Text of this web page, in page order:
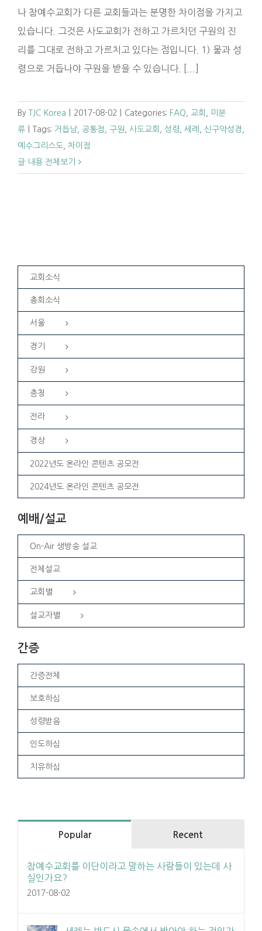
나 참예수교회가 다른 교회들과는 분명한 차이점을 가지고
있습니다. 그것은 사도교회가 전하고 가르치던 구원의 진
리를 그대로 전하고 가르치고 있다는 점입니다. 1) 물과 성
령으로 거듭나야 구원을 받을 수 있습니다. [...]
By TJC Korea 2017-08-02 Categories: FAQ 교회
미분
류
Tags: 거듭남 공통점 구원 사도교회 성령 세례 신구약성경
예수그리스도
차이점
글 내용 전체보기
교회소식
총회소식
서울
경기
강원
충청
전라
경상
2022년도 온라인 콘텐츠 공모전
2024년도 온라인 콘텐츠 공모전
예배/설교
On-Air 생방송 설교
전체설교
교회별
설교자별
간증
간증전체
보호하심
성령받음
인도하심
치유하심
Popular Recent
참예수교회를 이단이라고 말하는 사람들이 있는데 사
실인가요?
2017-08-02